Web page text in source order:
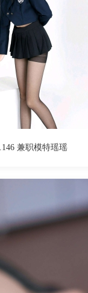
兼职模特瑶瑶